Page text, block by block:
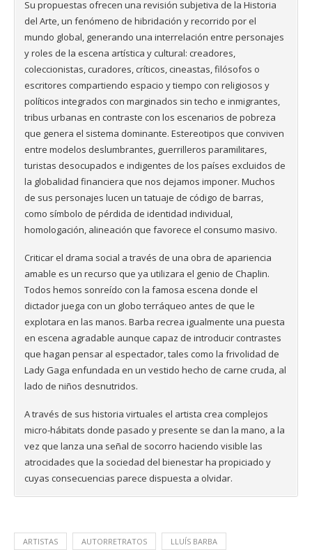
Su propuestas ofrecen una revisión subjetiva de la Historia
del Arte, un fenómeno de hibridación y recorrido por el
mundo global, generando una interrelación entre personajes
y roles de la escena artística y cultural: creadores,
coleccionistas, curadores, críticos, cineastas, filósofos o
escritores compartiendo espacio y tiempo con religiosos y
políticos integrados con marginados sin techo e inmigrantes,
tribus urbanas en contraste con los escenarios de pobreza
que genera el sistema dominante. Estereotipos que conviven
entre modelos deslumbrantes, guerrilleros paramilitares,
turistas desocupados e indigentes de los países excluidos de
la globalidad financiera que nos dejamos imponer. Muchos
de sus personajes lucen un tatuaje de código de barras,
como símbolo de pérdida de identidad individual,
homologación, alineación que favorece el consumo masivo.
Criticar el drama social a través de una obra de apariencia
amable es un recurso que ya utilizara el genio de Chaplin.
Todos hemos sonreído con la famosa escena donde el
dictador juega con un globo terráqueo antes de que le
explotara en las manos. Barba recrea igualmente una puesta
en escena agradable aunque capaz de introducir contrastes
que hagan pensar al espectador, tales como la frivolidad de
Lady Gaga enfundada en un vestido hecho de carne cruda, al
lado de niños desnutridos.
A través de sus historia virtuales el artista crea complejos
micro-hábitats donde pasado y presente se dan la mano, a la
vez que lanza una señal de socorro haciendo visible las
atrocidades que la sociedad del bienestar ha propiciado y
cuyas consecuencias parece dispuesta a olvidar.
ARTISTAS AUTORRETRATOS LLUÍS BARBA